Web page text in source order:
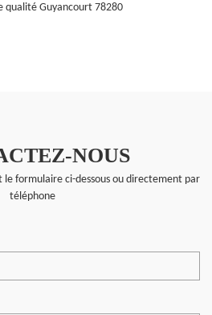
qualité Guyancourt 78280
NOUS
le formulaire ci-dessous ou directement par
téléphone